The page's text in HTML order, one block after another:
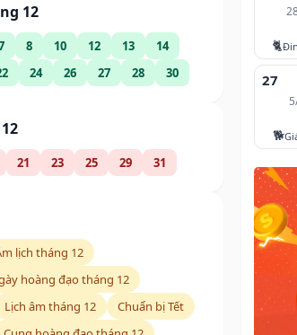
12
8 10 12 13
14
24 26 27 28 30
21 23 25 29 31
lịch tháng 12
hoàng đạo tháng 12
Lịch âm tháng 12
Chuẩn bị Tết
🐈
27
🐕